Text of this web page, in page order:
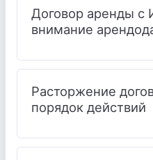
Договор аренды с
внимание
Расторжение
порядок действий